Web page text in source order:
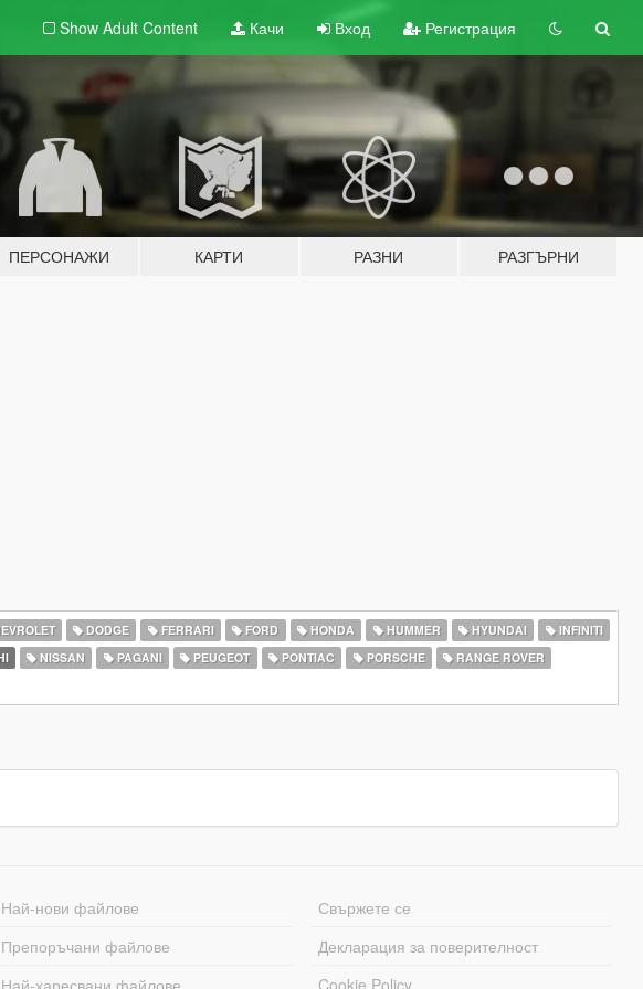
Show Adult Content Качи Вход Регистрация
ПЕРСОНАЖИ КАРТИ РАЗНИ РАЗГЪРНИ
DODGE FERRARI FORD HONDA HUMMER HYUNDAI
INFINITI
NISSAN PAGANI PEUGEOT PONTIAC PORSCHE
RANGE ROVER
Най-нови файлове
Препоръчани файлове
Най-харесвани файлове
Свържете се
Декларация за поверителност
Cookie Policy